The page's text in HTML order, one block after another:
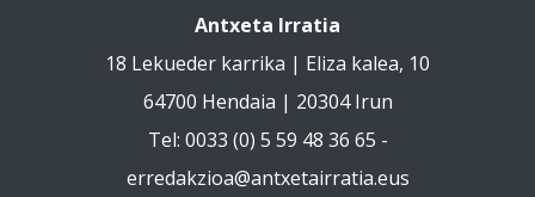
Antxeta Irratia
18 Lekueder karrika | Eliza kalea, 10
64700 Hendaia | 20304 Irun
Tel: 0033 (0) 5 59 48 36 65 -
erredakzioa@antxetairratia.eus